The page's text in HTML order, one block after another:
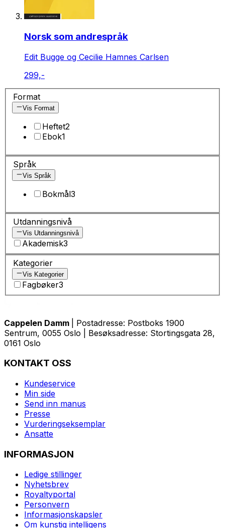
Norsk som andrespråk
Edit Bugge og Cecilie Hamnes Carlsen
299,-
Format
Vis Format
Heftet2
Ebok1
Språk
Vis Språk
Bokmål3
Utdanningsnivå
Vis Utdanningsnivå
Akademisk3
Kategorier
Vis Kategorier
Fagbøker3
Cappelen Damm
| Postadresse: Postboks 1900
Sentrum, 0055 Oslo | Besøksadresse: Stortingsgata 28,
0161 Oslo
KONTAKT OSS
Kundeservice
Min side
Send inn manus
Presse
Vurderingseksemplar
Ansatte
INFORMASJON
Ledige stillinger
Nyhetsbrev
Royaltyportal
Personvern
Informasjonskapsler
Om kunstig intelligens